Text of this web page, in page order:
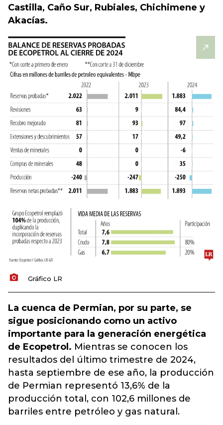
Castilla, Caño Sur, Rubiales, Chichimene y
Akacías.
Gráfico LR
La cuenca de Permian, por su parte, se
sigue posicionando como un activo
importante para la generación energética
de Ecopetrol. Mientras se conocen los
resultados del último trimestre de 2024,
hasta septiembre de ese año, la producción
de Permian representó 13,6% de la
producción total, con 102,6 millones de
barriles entre petróleo y gas natural.